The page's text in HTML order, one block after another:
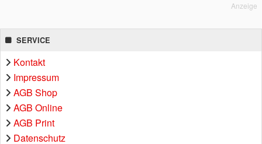
Anzeige
SERVICE
Kontakt
Impressum
AGB Shop
AGB Online
AGB Print
Datenschutz